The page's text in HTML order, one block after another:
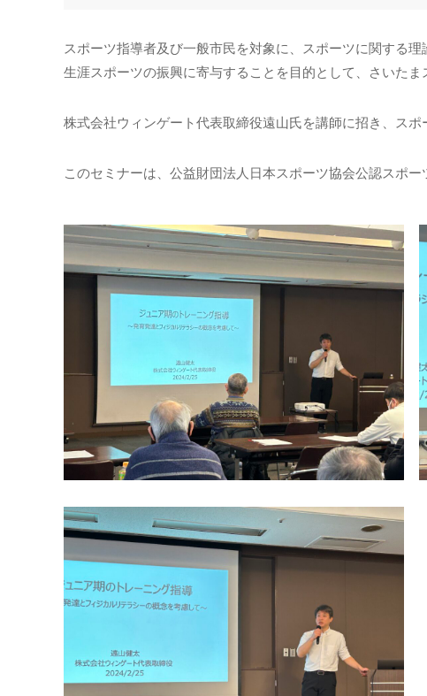
スポーツ指導者及び⼀般市⺠を対象に、スポーツに関する
⽣涯スポーツの振興に寄与することを目的として、さいた
株式会社ウィンゲート代表取締役遠山氏を講師に招き、ス
このセミナーは、公益財団法人日本スポーツ協会公認スポ